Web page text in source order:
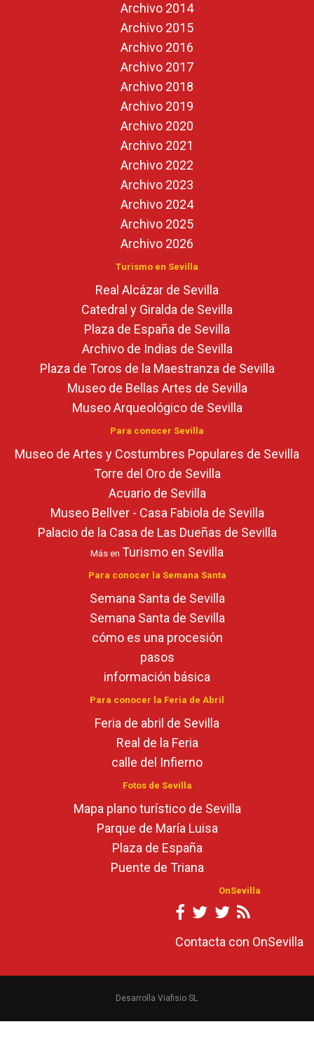
Archivo 2014
Archivo 2015
Archivo 2016
Archivo 2017
Archivo 2018
Archivo 2019
Archivo 2020
Archivo 2021
Archivo 2022
Archivo 2023
Archivo 2024
Archivo 2025
Archivo 2026
Turismo en Sevilla
Real Alcázar de Sevilla
Catedral y Giralda de Sevilla
Plaza de España de Sevilla
Archivo de Indias de Sevilla
Plaza de Toros de la Maestranza de Sevilla
Museo de Bellas Artes de Sevilla
Museo Arqueológico de Sevilla
Para conocer Sevilla
Museo de Artes y Costumbres Populares de Sevilla
Torre del Oro de Sevilla
Acuario de Sevilla
Museo Bellver - Casa Fabiola de Sevilla
Palacio de la Casa de Las Dueñas de Sevilla
Más en Turismo en Sevilla
Para conocer la Semana Santa
Semana Santa de Sevilla
Semana Santa de Sevilla
cómo es una procesión
pasos
información básica
Para conocer la Feria de Abril
Feria de abril de Sevilla
Real de la Feria
calle del Infierno
Fotos de Sevilla
Mapa plano turístico de Sevilla
Parque de María Luisa
Plaza de España
Puente de Triana
OnSevilla
Contacta con OnSevilla
Desarrolla Viafisio SL